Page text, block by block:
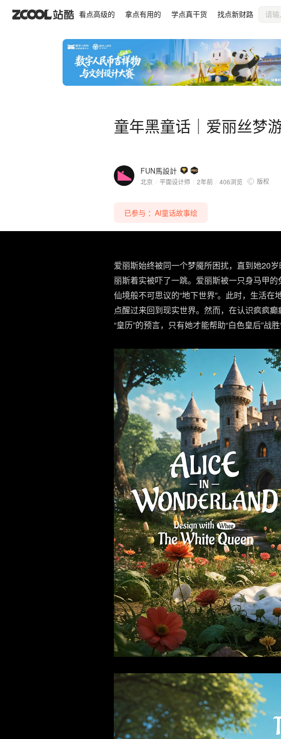
看点高级的 拿点有用的 学点真干货 找点新财路
童年黑童话｜爱丽丝梦
FUN馬設計
北京 平面设计师 2年前 406浏览 版权
童年黑童话｜爱丽丝梦游仙境
已参与 ：AI童话故事绘
爱丽斯始终被同一个梦魇所困扰，直到她20
丽斯着实被吓了一跳。爱丽斯被一只身马甲
仙境般不可思议的“地下世界”。此时，生活
点醒过来回到现实世界。然而，在认识疯疯
“皇历”的预言，只有她才能帮助“白色皇后”